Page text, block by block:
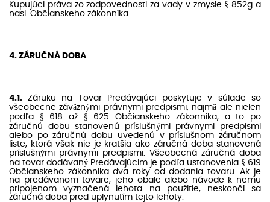
Kupujúci práva zo zodpovednosti za vady v zmysle § 852g a
nasl. Občianskeho zákonníka.
4. ZÁRUČNÁ DOBA
4.1. Záruku na Tovar Predávajúci poskytuje v súlade so
všeobecne záväznými právnymi predpismi, najmä ale nielen
podľa § 618 až § 625 Občianskeho zákonníka, a to po
záručnú dobu stanovenú príslušnými právnymi predpismi
alebo po záručnú dobu uvedenú v príslušnom záručnom
liste, ktorá však nie je kratšia ako záručná doba stanovená
príslušnými právnymi predpismi. Všeobecná záručná doba
na tovar dodávaný Predávajúcim je podľa ustanovenia § 619
Občianskeho zákonníka dva roky od dodania tovaru. Ak je
na predávanom tovare, jeho obale alebo návode k nemu
pripojenom vyznačená lehota na použitie, neskončí sa
záručná doba pred uplynutím tejto lehoty.